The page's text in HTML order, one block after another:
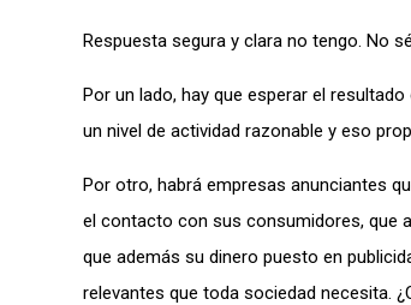
Respuesta segura y clara no tengo. No
Por un lado, hay que esperar el
un nivel de actividad razonable y eso
Por otro, habrá empresas anunciantes
el contacto con sus consumidores, que
que además su dinero puesto en
relevantes que toda sociedad necesita.